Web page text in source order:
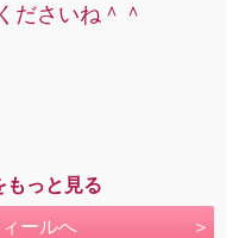
ださいね＾＾
もっと見る
ールへ